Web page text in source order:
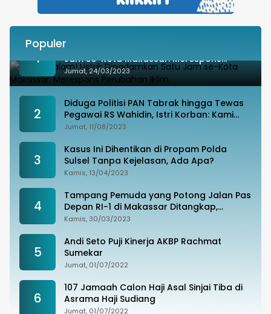
Populer
1
Besok Malam! Listrik Dipadamkan Satu
Jam se-Kota Makassar: Merespons
Perubahan Iklim
Jumat, 24/03/2023
2
Diduga Politisi PAN Tabrak hingga Tewas
Pegawai RS Wahidin, Istri Korban: Kami
Tak Terima
Jumat, 11/08/2023
3
Kasus Ini Dihentikan di Propam Polda
Sulsel Tanpa Kejelasan, Ada Apa?
Kamis, 13/04/2023
4
Tampang Pemuda yang Potong Jalan Pas
Depan RI-1 di Makassar Ditangkap,
Ternyata Joki Balapan Liar
Kamis, 30/03/2023
5
Andi Seto Puji Kinerja AKBP Rachmat
Sumekar
Jumat, 01/07/2022
6
107 Jamaah Calon Haji Asal Sinjai Tiba di
Asrama Haji Sudiang
Jumat, 01/07/2022